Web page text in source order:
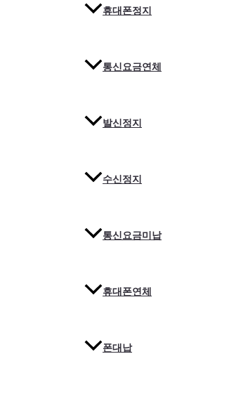
휴대폰정지
통신요금연체
발신정지
수신정지
통신요금미납
휴대폰연체
폰대납